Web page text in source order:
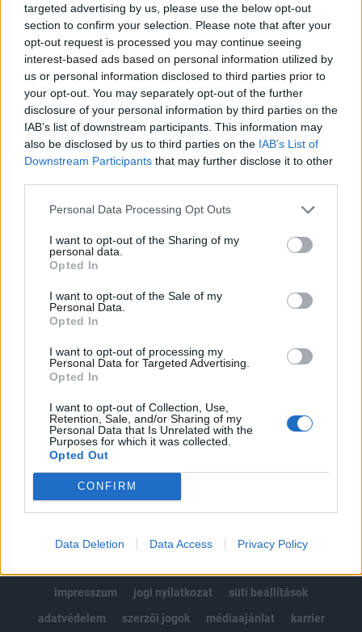
targeted advertising by us, please use the below opt-out
section to confirm your selection. Please note that after your
opt-out request is processed you may continue seeing
interest-based ads based on personal information utilized by
us or personal information disclosed to third parties prior to
your opt-out. You may separately opt-out of the further
disclosure of your personal information by third parties on the
IAB’s list of downstream participants. This information may
also be disclosed by us to third parties on the IAB’s List of
Downstream Participants that may further disclose it to other
Personal Data Processing Opt Outs
I want to opt-out of the Sharing of my
personal data.
Opted In
I want to opt-out of the Sale of my
Personal Data.
Opted In
I want to opt-out of processing my
Personal Data for Targeted Advertising.
Opted In
I want to opt-out of Collection, Use,
Retention, Sale, and/or Sharing of my
Personal Data that Is Unrelated with the
Purposes for which it was collected.
Opted Out
CONFIRM
Data Deletion Data Access Privacy Policy
"Megerősíthetjük, hogy a magyar kormány nem kötelező
érvényű ajánlatot tett a Budapest Airport részvényeseinek.
Társtulajdonosaink érdekében és jogi okokból kötelesek
vagyunk megvizsgálni a lehetséges ajánlatokat" - közölte
az AviAlliance a Reuters hírügynökség kérdéseire e-mailban
elküldött válaszában. A vállalat ugyanakkor jelezte, hogy a
vételi ajánlatot nem...
KEDVES OLVASÓNK!
A keresett cikk a portfolio.hu hírarchívumához
regisztrációhoz kötött.
Portfolio.hu teljes cikkarchívum
Kötéslisták: BÉT elmúlt 2 év napon belüli
MÁR ELŐFIZETŐNK VAGY?BEJELENTKEZÉS
impresszum
jogi nyilatkozat
süti beállítások
adatvédelem
szerzői jogok médiaajánlat karrier